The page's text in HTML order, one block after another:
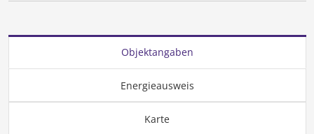
Objektangaben
Energieausweis
Karte